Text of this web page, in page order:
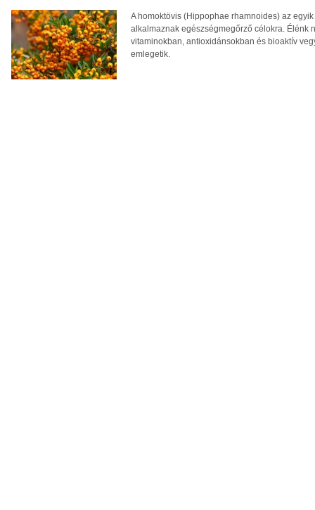
A homoktövis (Hippophae rhamnoides) az
alkalmaznak egészségmegőrző célokra. Élénk
vitaminokban, antioxidánsokban és bioaktív
emlegetik.